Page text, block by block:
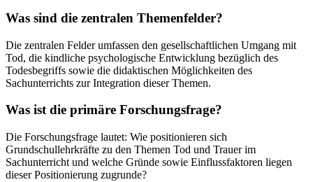
Was sind die zentralen Themenfelder?
Die zentralen Felder umfassen den gesellschaftlichen Umgang mit
Tod, die kindliche psychologische Entwicklung bezüglich des
Todesbegriffs sowie die didaktischen Möglichkeiten des
Sachunterrichts zur Integration dieser Themen.
Was ist die primäre Forschungsfrage?
Die Forschungsfrage lautet: Wie positionieren sich
Grundschullehrkräfte zu den Themen Tod und Trauer im
Sachunterricht und welche Gründe sowie Einflussfaktoren liegen
dieser Positionierung zugrunde?